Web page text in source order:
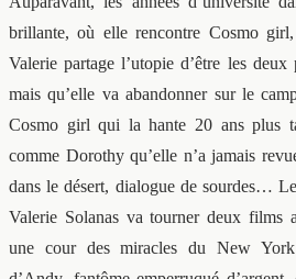
brillante, où elle rencontre Cosmo
Valerie partage l’utopie d’être les deux
mais qu’elle va abandonner sur le
Cosmo girl qui la hante 20 ans plus
comme Dorothy qu’elle n’a jamais
dans le désert, dialogue de sourdes…
Valerie Solanas va tourner deux films
une cour des miracles du New